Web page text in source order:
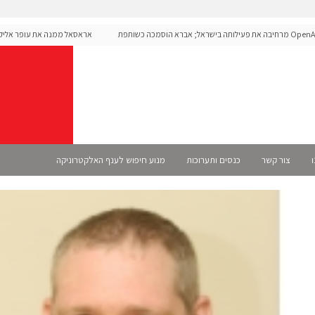
OpenAI מרחיבה את פעילותה בישראל; אברא הוסמכה כשותפת
אראסאל ממנה את עופר אליקים
צור קשר כנסים ותערוכות מנוע חיפוש לענף האלקטרוניקה